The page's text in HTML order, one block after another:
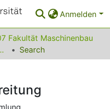
Anmelden
Fakultät Maschinenbau
Search